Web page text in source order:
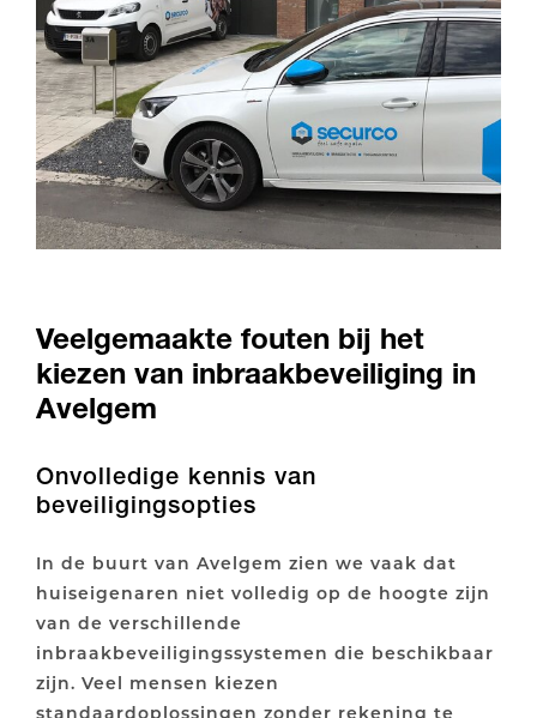
Veelgemaakte fouten bij het
kiezen van inbraakbeveiliging in
Avelgem
Onvolledige kennis van
beveiligingsopties
In de buurt van Avelgem zien we vaak dat
huiseigenaren niet volledig op de hoogte zijn
van de verschillende
inbraakbeveiligingssystemen die beschikbaar
zijn. Veel mensen kiezen
standaardoplossingen zonder rekening te